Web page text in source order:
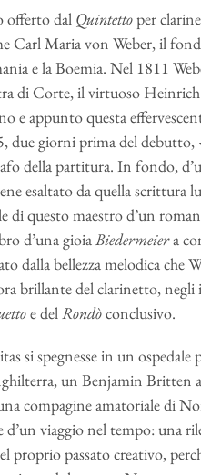
offerto dal Quintettoper
Carl Maria von Weber, il
e la Boemia. Nel 1811
di Corte, il virtuoso
e appunto questa
due giorni prima del
della partitura. In fondo,
esaltato da quella scrittura
questo maestro d’un
d’una gioiaBiedermeiera
bellezza melodica che
brillante del clarinetto,
e delRondòconclusivo.
si spegnesse in un ospedale
un Benjamin Britten
compagine amatoriale di
viaggio nel tempo: una
proprio passato creativo,